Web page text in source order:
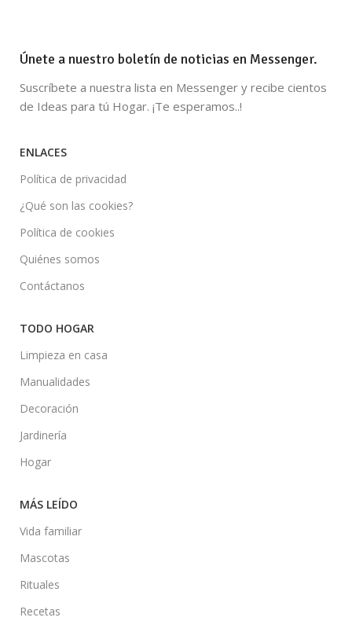
Únete a nuestro boletín de noticias en Messenger.
Suscríbete a nuestra lista en Messenger y recibe cientos
de Ideas para tú Hogar. ¡Te esperamos..!
ENLACES
Política de privacidad
¿Qué son las cookies?
Política de cookies
Quiénes somos
Contáctanos
TODO HOGAR
Limpieza en casa
Manualidades
Decoración
Jardinería
Hogar
MÁS LEÍDO
Vida familiar
Mascotas
Rituales
Recetas